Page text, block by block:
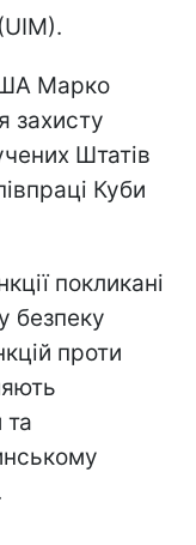
Марко
захисту
Штатів
Куби
покликані
безпеку
проти
та